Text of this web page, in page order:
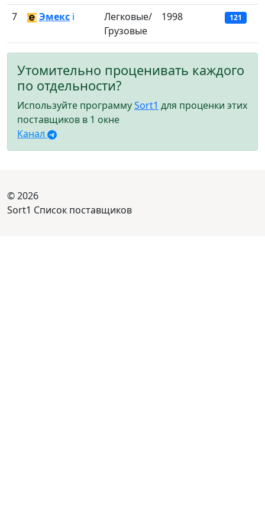
7 Эмекс ℹ️
Легковые/
Грузовые
1998 121
Утомительно проценивать каждого
по отдельности?
Используйте программуSort1 для проценки этих
поставщиков в 1 окне
Канал
© 2026
Sort1 Список поставщиков